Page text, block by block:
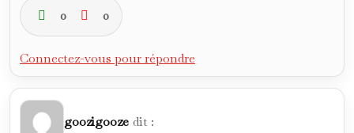
0 0
Connectez-vous pour répondre
goozigooze dit :